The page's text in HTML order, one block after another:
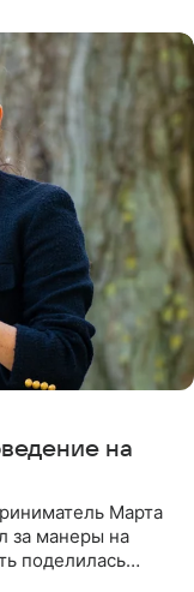
на
Марта
за манеры на
поделилась